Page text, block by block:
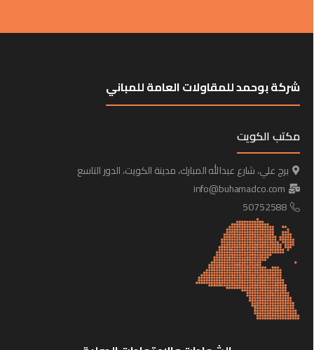
شركة بوحمد للمقاولات العامة للمباني
مكتب الكويت
برج علي، شارع عبدالله المبارك، مدينة الكويت، الدور التاسع
info@buhamadco.com
50752588